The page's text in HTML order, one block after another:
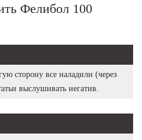
Фелибол 100
сторону все наладили (через
выслушивать негатив.